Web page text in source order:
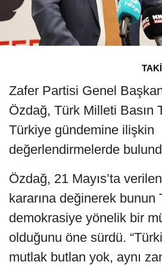
Zafer Partisi Genel
Özdağ, Türk Milleti Basın
Türkiye gündemine ilişkin
değerlendirmelerde
Özdağ, 21 Mayıs’ta
kararına değinerek bunun
demokrasiye yönelik bir
olduğunu öne sürdü.
mutlak butlan yok, aynı